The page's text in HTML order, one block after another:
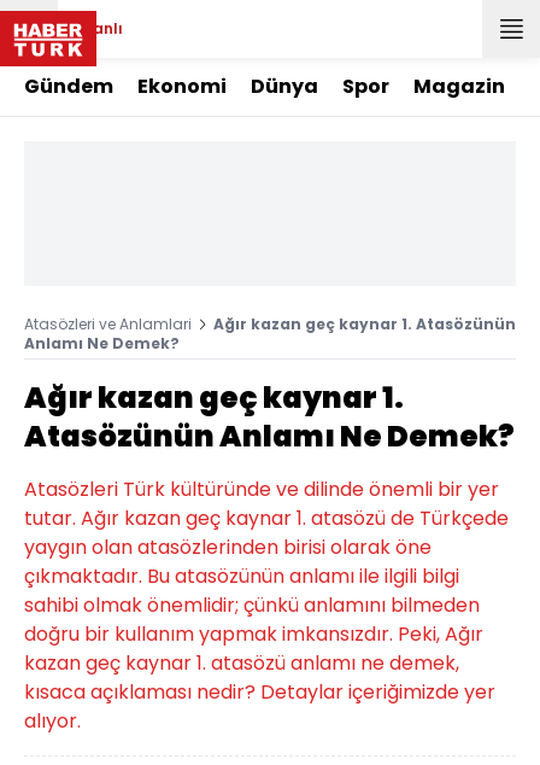
Canlı
Gündem Ekonomi Dünya Spor Magazin
Atasözleri ve Anlamlari
Ağır kazan geç kaynar 1. Atasözünün
Anlamı Ne Demek?
Ağır kazan geç kaynar 1.
Atasözünün Anlamı Ne Demek?
Atasözleri Türk kültüründe ve dilinde önemli bir yer
tutar. Ağır kazan geç kaynar 1. atasözü de Türkçede
yaygın olan atasözlerinden birisi olarak öne
çıkmaktadır. Bu atasözünün anlamı ile ilgili bilgi
sahibi olmak önemlidir; çünkü anlamını bilmeden
doğru bir kullanım yapmak imkansızdır. Peki, Ağır
kazan geç kaynar 1. atasözü anlamı ne demek,
kısaca açıklaması nedir? Detaylar içeriğimizde yer
alıyor.